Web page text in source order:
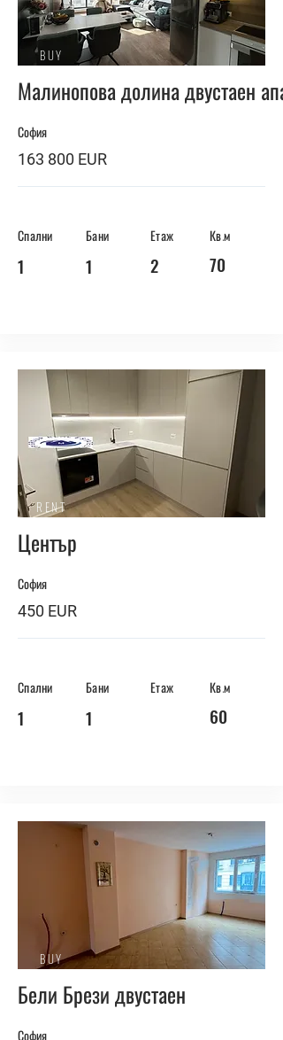
BUY
Малинопова долина двустаен
София
163 800 EUR
Спални Бани Етаж Кв.м
1 1 2 70
RENT
Център
София
450 EUR
Спални Бани Етаж Кв.м
1 1 60
BUY
Бели Брези двустаен
София